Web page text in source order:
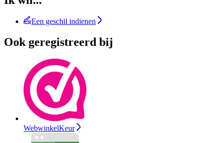
Een geschil indienen
Ook geregistreerd bij
WebwinkelKeur